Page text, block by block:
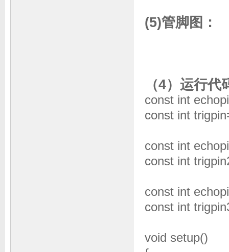
(5)管脚图：
（4）运行代
const int
const int
const int
const int
const int
const int
void setup()